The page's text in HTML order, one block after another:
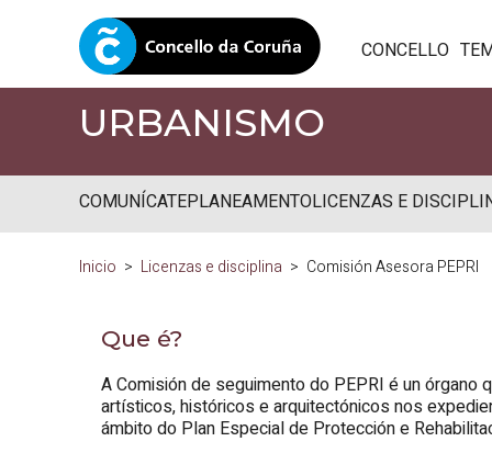
CONCELLO
URBANISMO
COMUNÍCATEPLANEAMENTOLICENZAS E
Inicio Licenzas e disciplina Comisión Asesora PEPRI
Que é?
A Comisión de seguimento do PEPRI é un
artísticos, históricos e arquitectónicos nos
ámbito do Plan Especial de Protección e